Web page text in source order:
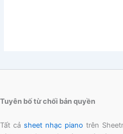
Tuyên bố từ chối bản quyền
Tất cả sheet nhạc piano trên